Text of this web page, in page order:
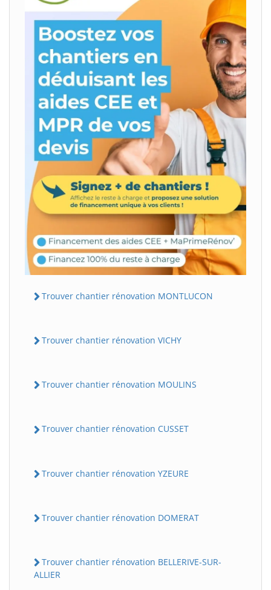
Trouver chantier rénovation MONTLUCON
Trouver chantier rénovation VICHY
Trouver chantier rénovation MOULINS
Trouver chantier rénovation CUSSET
Trouver chantier rénovation YZEURE
Trouver chantier rénovation DOMERAT
Trouver chantier rénovation BELLERIVE-SUR-
ALLIER